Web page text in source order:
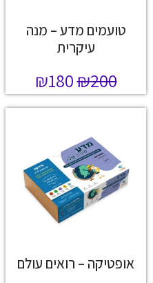
טועמים מדע – מנה
עיקרית
₪200
₪180
אופטיקה – רואים עולם